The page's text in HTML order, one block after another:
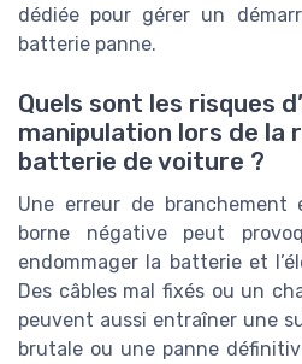
dédiée pour gérer un
batterie panne.
Quels sont les risques
manipulation lors de la
batterie de voiture ?
Une erreur de
borne négative peut
endommager la batterie et
Des câbles mal fixés ou un
peuvent aussi entraîner une
brutale ou une panne